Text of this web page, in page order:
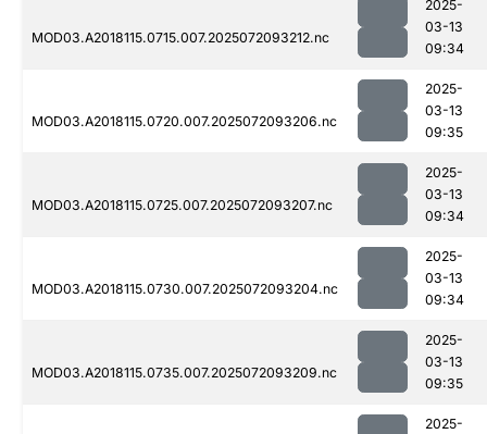
MOD03.A2018115.0715.007.2025072093212.nc
2025-
03-13
09:34
MOD03.A2018115.0720.007.2025072093206.nc
2025-
03-13
09:35
MOD03.A2018115.0725.007.2025072093207.nc
2025-
03-13
09:34
MOD03.A2018115.0730.007.2025072093204.nc
2025-
03-13
09:34
MOD03.A2018115.0735.007.2025072093209.nc
2025-
03-13
09:35
2025-